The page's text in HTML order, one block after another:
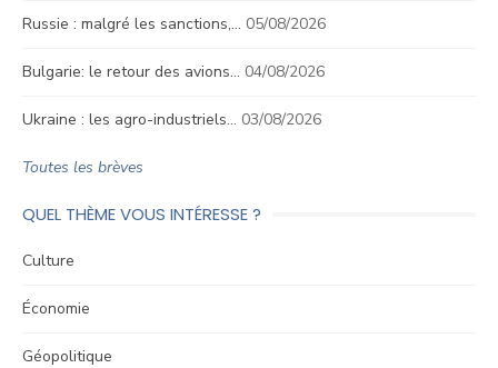
Russie : malgré les sanctions,… 05/08/2026
Bulgarie: le retour des avions… 04/08/2026
Ukraine : les agro-industriels… 03/08/2026
Toutes les brèves
QUEL THÈME VOUS INTÉRESSE ?
Culture
Économie
Géopolitique